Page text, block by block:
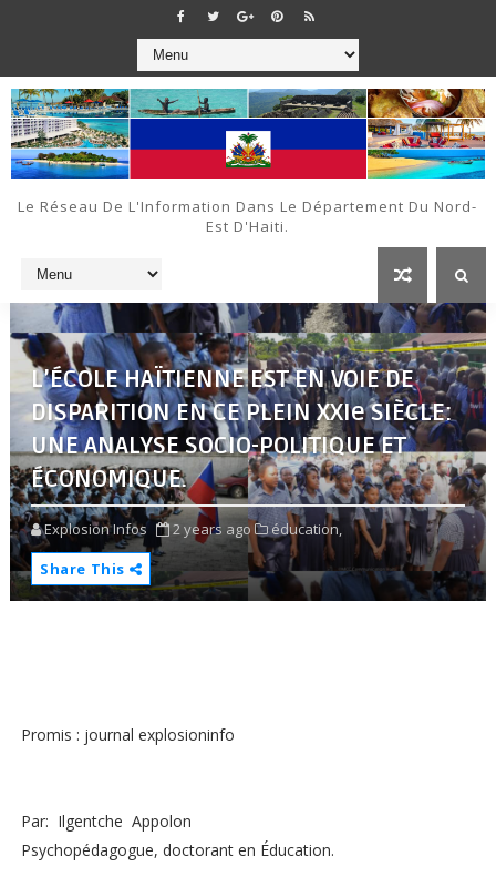
Le Réseau De L'Information Dans Le Département Du Nord-
Est D'Haiti.
L’ÉCOLE HAÏTIENNE EST EN VOIE DE
DISPARITION EN CE PLEIN XXIe SIÈCLE:
UNE ANALYSE SOCIO-POLITIQUE ET
ÉCONOMIQUE.
Explosion Infos 2 years ago
éducation,
Share This
Promis : journal explosioninfo
Par: Ilgentche Appolon
Psychopédagogue, doctorant en Éducation.